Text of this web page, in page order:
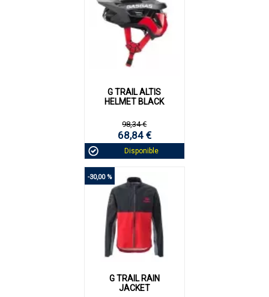
G TRAIL ALTIS
HELMET BLACK
98,34 €
68,84 €
Disponible
-30,00 %
G TRAIL RAIN
JACKET